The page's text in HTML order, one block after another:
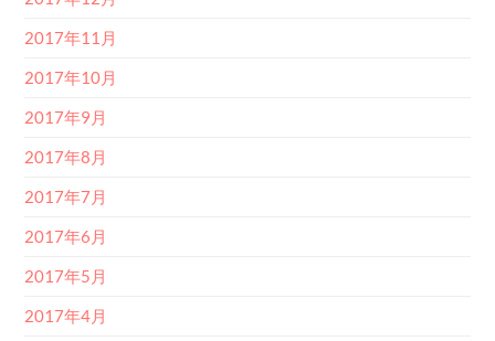
2017年11月
2017年10月
2017年9月
2017年8月
2017年7月
2017年6月
2017年5月
2017年4月